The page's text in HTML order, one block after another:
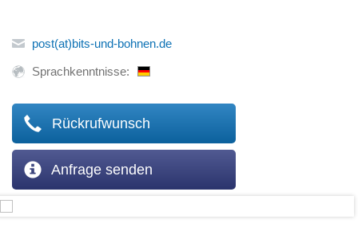
post(at)bits-und-bohnen.de
Sprachkenntnisse:
Rückrufwunsch
Anfrage senden